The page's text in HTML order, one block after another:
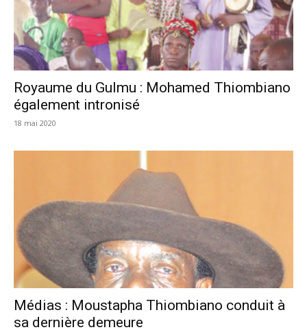
Royaume du Gulmu : Mohamed Thiombiano
également intronisé
18 mai 2020
Médias : Moustapha Thiombiano conduit à
sa dernière demeure